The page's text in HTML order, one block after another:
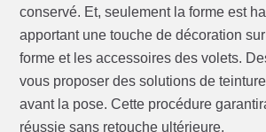
conservé. Et, seulement la forme est
apportant une touche de décoration
forme et les accessoires des volets.
vous proposer des solutions de
avant la pose. Cette procédure
réussie sans retouche ultérieure.